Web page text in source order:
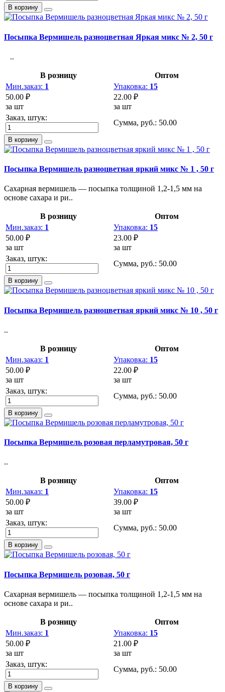
В корзину
Посыпка Вермишель разноцветная Яркая микс № 2, 50 г
..
В розницу
Оптом
Мин.заказ: 1
50.00 ₽
за шт
Упаковка: 15
22.00 ₽
за шт
Заказ, штук:
Сумма, руб.: 50.00
В корзину
Посыпка Вермишель разноцветная яркий микс № 1 , 50 г
Сахарная вермишель — посыпка толщиной 1,2-1,5 мм на
основе сахара и ри..
В розницу
Оптом
Мин.заказ: 1
50.00 ₽
за шт
Упаковка: 15
23.00 ₽
за шт
Заказ, штук:
Сумма, руб.: 50.00
В корзину
Посыпка Вермишель разноцветная яркий микс № 10 , 50 г
..
В розницу
Оптом
Мин.заказ: 1
50.00 ₽
за шт
Упаковка: 15
22.00 ₽
за шт
Заказ, штук:
Сумма, руб.: 50.00
В корзину
Посыпка Вермишель розовая перламутровая, 50 г
..
В розницу
Оптом
Мин.заказ: 1
50.00 ₽
за шт
Упаковка: 15
39.00 ₽
за шт
Заказ, штук:
Сумма, руб.: 50.00
В корзину
Посыпка Вермишель розовая, 50 г
Сахарная вермишель — посыпка толщиной 1,2-1,5 мм на
основе сахара и ри..
В розницу
Оптом
Мин.заказ: 1
50.00 ₽
за шт
Упаковка: 15
21.00 ₽
за шт
Заказ, штук:
Сумма, руб.: 50.00
В корзину